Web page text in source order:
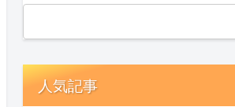
人気記事